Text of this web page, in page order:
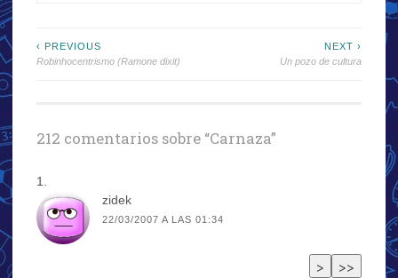
Navegación
‹ PREVIOUS
Robinhocentrismo (Ramone dixit)
NEXT ›
Un pozo de cultura
212 comentarios sobre “Carnaza”
zidek
22/03/2007 A LAS 01:34